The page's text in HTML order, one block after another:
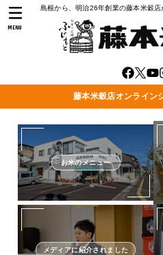
島根から、明治26年創業の藤本米穀店
MENU
藤本米穀店オンライン
お米のメニュー
メディアに紹介されました